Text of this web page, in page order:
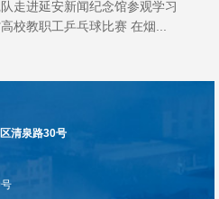
走进延安新闻纪念馆参观学习
校教职工乒乓球比赛 在烟...
清泉路30号